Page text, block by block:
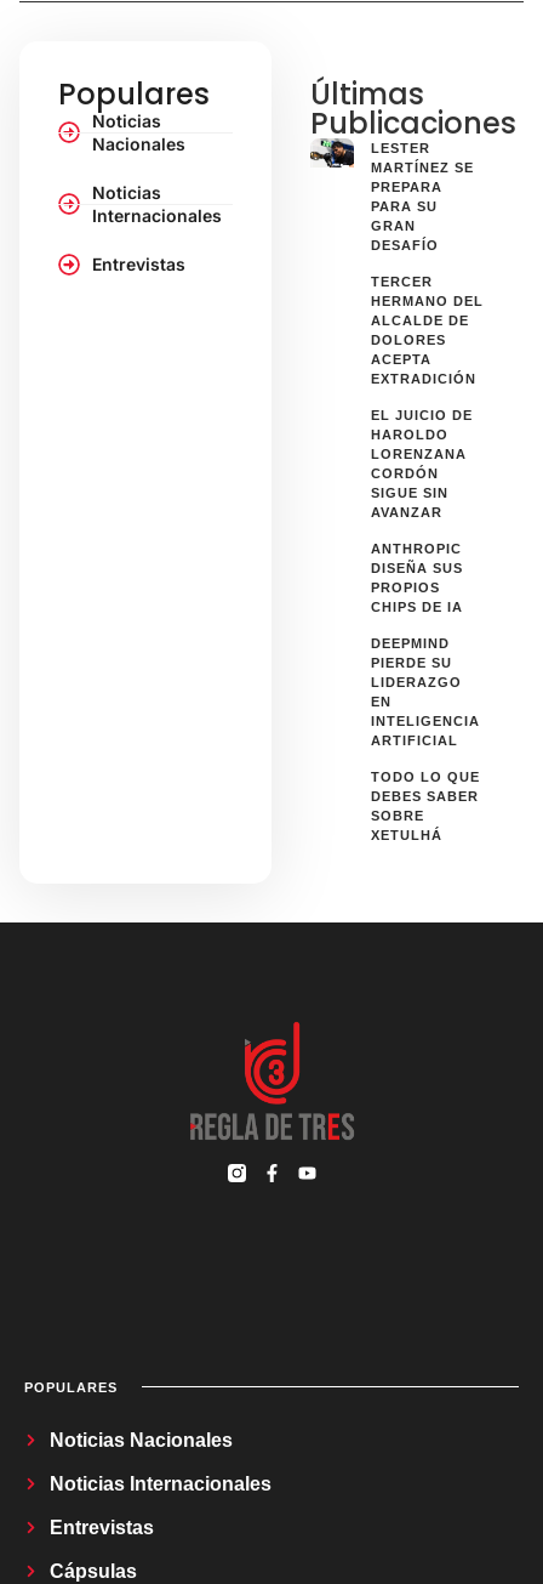
Populares
Noticias
Nacionales
Noticias
Internacionales
Entrevistas
Últimas
Publicaciones
LESTER
MARTÍNEZ SE
PREPARA
PARA SU
GRAN
DESAFÍO
TERCER
HERMANO DEL
ALCALDE DE
DOLORES
ACEPTA
EXTRADICIÓN
EL JUICIO DE
HAROLDO
LORENZANA
CORDÓN
SIGUE SIN
AVANZAR
ANTHROPIC
DISEÑA SUS
PROPIOS
CHIPS DE IA
DEEPMIND
PIERDE SU
LIDERAZGO
EN
INTELIGENCIA
ARTIFICIAL
TODO LO QUE
DEBES SABER
SOBRE
XETULHÁ
POPULARES
Noticias Nacionales
Noticias Internacionales
Entrevistas
Cápsulas